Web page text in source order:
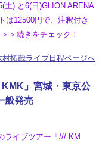
土) と6(日)GLION ARENA
は12500円で、注釈付き
＞続きをチェック！
村拓哉ライブ日程ページへ
」宮城・東京公
般発売
ライブツアー「/// KM